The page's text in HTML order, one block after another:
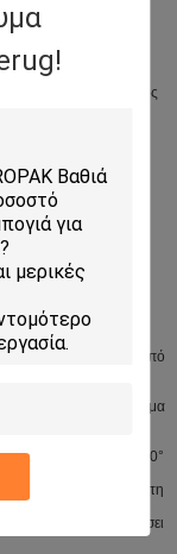
τη φλόγα, το
τροφίμων.
επιστρώματος
dustless περιβάλλον.
ακόμα και μετά
το άμεσο φως του
νερού και τη σκόνη από
ότι το επιλεγμένο χρώμα
το ακροφύσιο 180°
μέσα σε μια κάθετη
ακροφύσιο με να ψεκάσει